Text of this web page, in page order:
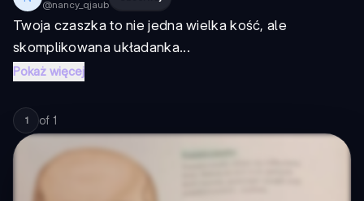
@nancy_qjaub
Twoja czaszka to nie jedna wielka kość, ale
skomplikowana układanka...
Pokaż więcej
1 of 1